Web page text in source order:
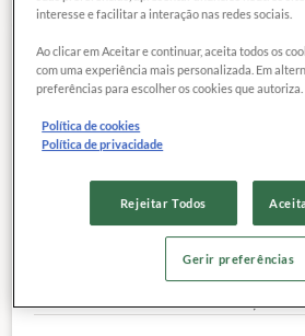
Exclusivo para
associados
Categoria:MACARRÃO INTEGRAL
Peso de referência para o preço:
Outras características
Preço de referência
interesse e facilitar a interação nas redes sociais.
Ao clicar em Aceitar e continuar, aceita todos os
com uma experiência mais personalizada. Em
preferências para escolher os cookies que autoriza.
Política de cookies
Política de privacidade
Rejeitar Todos
Gerir preferências